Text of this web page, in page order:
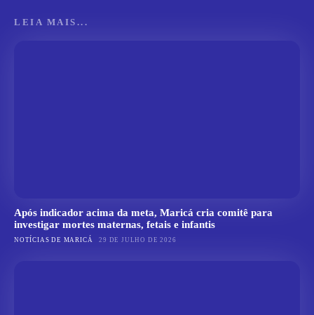
LEIA MAIS...
Após indicador acima da meta, Maricá cria comitê para
investigar mortes maternas, fetais e infantis
NOTÍCIAS DE MARICÁ 29 DE JULHO DE 2026